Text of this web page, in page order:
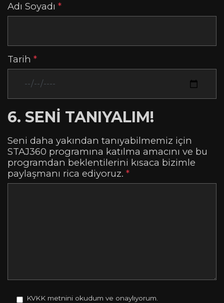
Adı Soyadı *
Tarih *
6. SENİ TANIYALIM!
Seni daha yakından tanıyabilmemiz için
STAJ360 programına katılma amacını ve bu
programdan beklentilerini kısaca bizimle
paylaşmanı rica ediyoruz. *
KVKK metnini okudum ve onaylıyorum.